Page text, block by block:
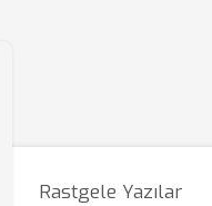
Rastgele Yazılar